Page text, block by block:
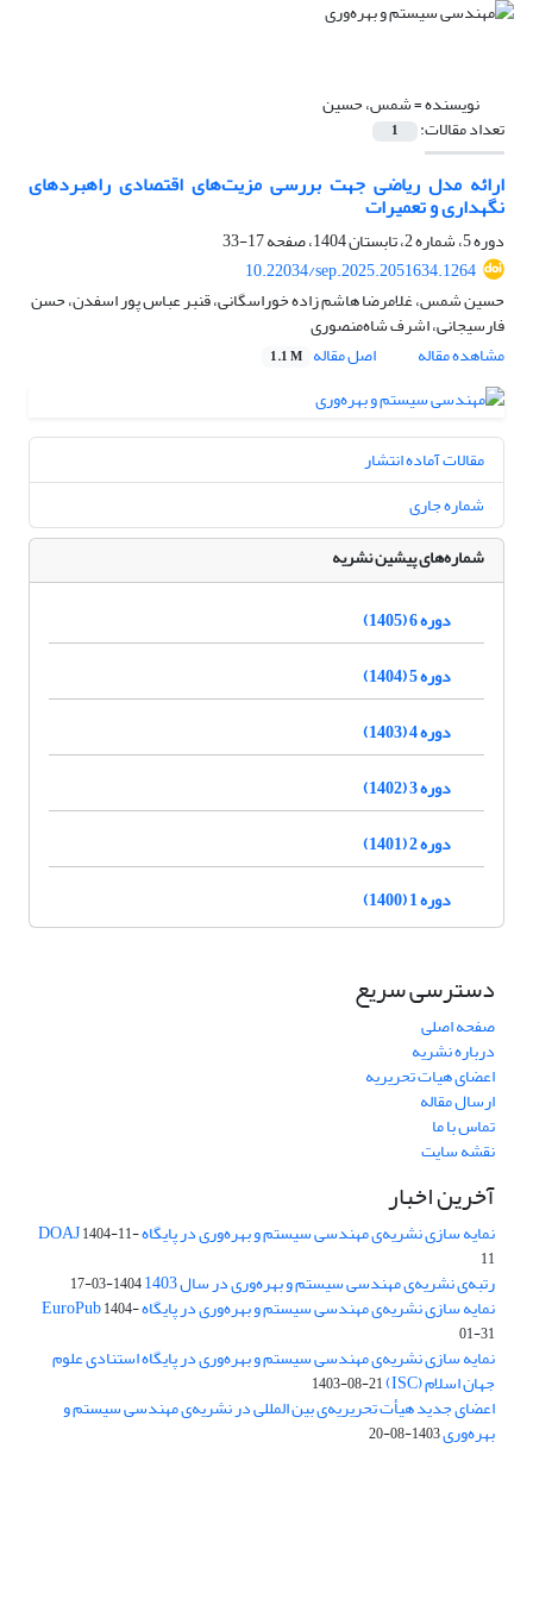
نویسنده =شمس، حسین
تعداد مقالات: 1
ارائه مدل ریاضی جهت بررسی مزیت‌های اقتصادی راهبردهای
نگهداری و تعمیرات
دوره 5، شماره 2، تابستان 1404، صفحه
17-33
10.22034/sep.2025.2051634.1264
حسین شمس، غلامرضا هاشم زاده خوراسگانی، قنبر عباس پور اسفدن، حسن
فارسیجانی، اشرف شاه‌منصوری
مشاهده مقاله
اصل مقاله 1.1 M
مقالات آماده انتشار
شماره جاری
شماره‌های پیشین نشریه
دوره 6 (1405)
دوره 5 (1404)
دوره 4 (1403)
دوره 3 (1402)
دوره 2 (1401)
دوره 1 (1400)
دسترسی سریع
صفحه اصلی
درباره نشریه
اعضای هیات تحریریه
ارسال مقاله
تماس با ما
نقشه سایت
آخرین اخبار
نمایه سازی نشریه‌ی مهندسی سیستم و بهره‌وری در پایگاه DOAJ1404-11-
11
رتبه‌ی نشریه‌ی مهندسی سیستم و بهره‌وری در سال 1403 1404-03-17
نمایه سازی نشریه‌ی مهندسی سیستم و بهره‌وری در پایگاه EuroPub1404-
01-31
نمایه سازی نشریه‌ی مهندسی سیستم و بهره‌وری در پایگاه استنادی علوم
جهان اسلام (ISC) 1403-08-21
اعضای جدید هیأت تحریریه‌ی بین المللی در نشریه‌ی مهندسی سیستم و
بهره‌وری1403-08-20